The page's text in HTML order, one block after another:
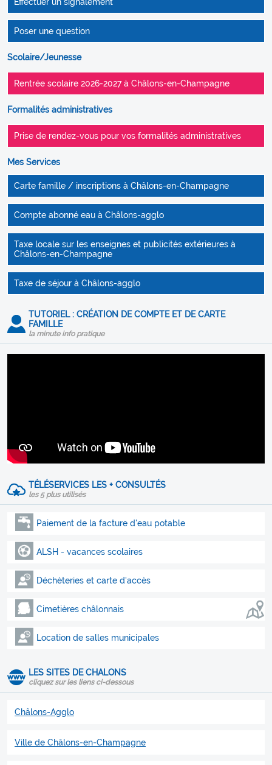
Effectuer un signalement
Poser une question
Scolaire/Jeunesse
Rentrée scolaire 2026-2027 à Châlons-en-Champagne
Formalités administratives
Prise de rendez-vous pour vos formalités administratives
Mes Services
Carte famille / inscriptions à Châlons-en-Champagne
Compte abonné eau à Châlons-agglo
Taxe locale sur les enseignes et publicités extérieures à
Châlons-en-Champagne
Taxe de séjour à Châlons-agglo
TUTORIEL : CRÉATION DE COMPTE ET DE CARTE
FAMILLE
la minute info pratique
TÉLÉSERVICES LES + CONSULTÉS
les 5 plus utilisés
Paiement de la facture d'eau potable
ALSH - vacances scolaires
Déchèteries et carte d'accès
Cimetières châlonnais
Location de salles municipales
LES SITES DE CHALONS
cliquez sur les liens ci-dessous
Châlons-Agglo
Ville de Châlons-en-Champagne